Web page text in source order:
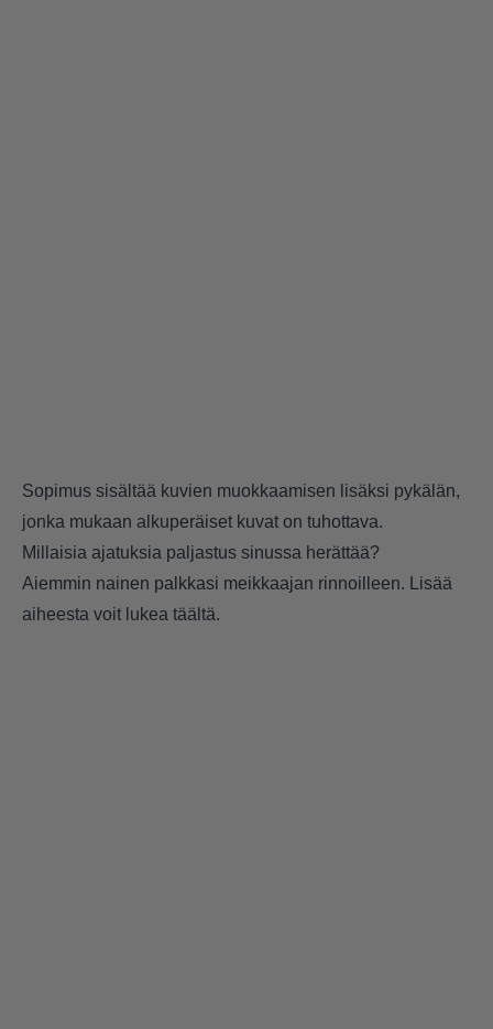
Sopimus sisältää kuvien muokkaamisen lisäksi pykälän,
jonka mukaan alkuperäiset kuvat on tuhottava.
Millaisia ajatuksia paljastus sinussa herättää?
Aiemmin nainen palkkasi meikkaajan rinnoilleen. Lisää
aiheesta voit lukea täältä.